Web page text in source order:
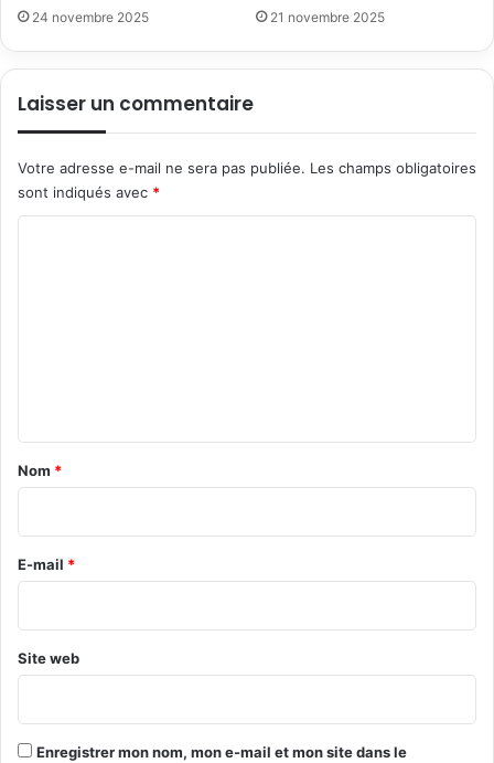
24 novembre 2025 21 novembre 2025
Laisser un commentaire
Votre adresse e-mail ne sera pas publiée. Les champs obligatoires
sont indiqués avec *
a
i
r
e
Nom *
E-mail *
Site web
Enregistrer mon nom, mon e-mail et mon site dans le